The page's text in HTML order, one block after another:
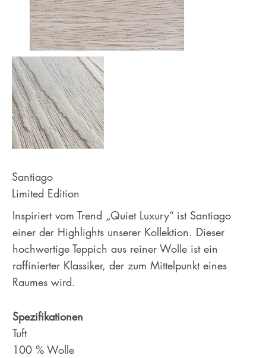
Santiago
Limited Edition
Inspiriert vom Trend „Quiet Luxury“ ist Santiago
einer der Highlights unserer Kollektion. Dieser
hochwertige Teppich aus reiner Wolle ist ein
raffinierter Klassiker, der zum Mittelpunkt eines
Raumes wird.
Spezifikationen
Tuft
100 % Wolle